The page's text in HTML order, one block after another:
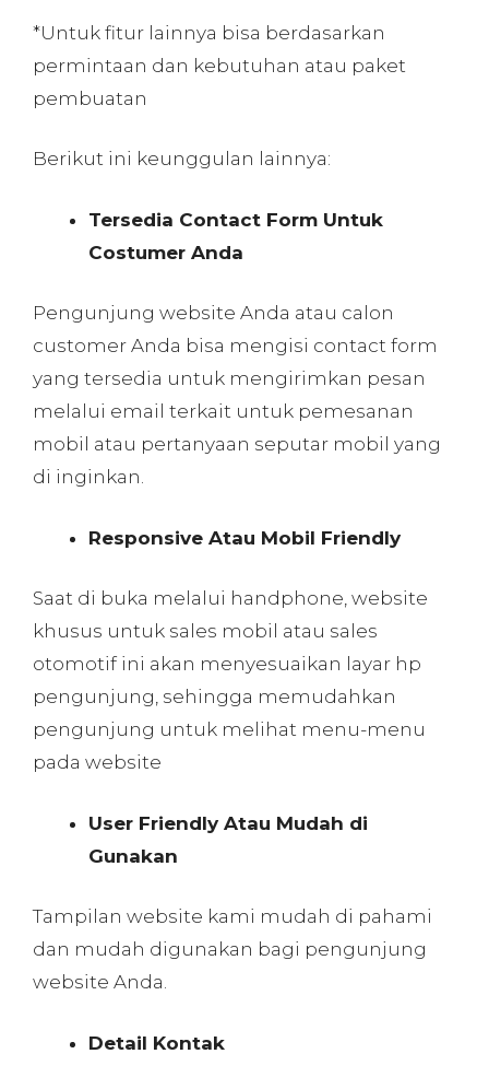
*Untuk fitur lainnya bisa berdasarkan
permintaan dan kebutuhan atau paket
pembuatan
Berikut ini keunggulan lainnya:
Tersedia Contact Form Untuk
Costumer Anda
Pengunjung website Anda atau calon
customer Anda bisa mengisi contact form
yang tersedia untuk mengirimkan pesan
melalui email terkait untuk pemesanan
mobil atau pertanyaan seputar mobil yang
di inginkan.
Responsive Atau Mobil Friendly
Saat di buka melalui handphone, website
khusus untuk sales mobil atau sales
otomotif ini akan menyesuaikan layar hp
pengunjung, sehingga memudahkan
pengunjung untuk melihat menu-menu
pada website
User Friendly Atau Mudah di
Gunakan
Tampilan website kami mudah di pahami
dan mudah digunakan bagi pengunjung
website Anda.
Detail Kontak